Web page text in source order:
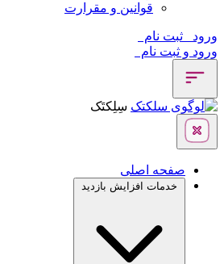
قوانین و مقرارت
ورود
ثبت نام
ورود و ثبت نام
سِلِکتَک
صفحه اصلی
خدمات افزایش بازدید